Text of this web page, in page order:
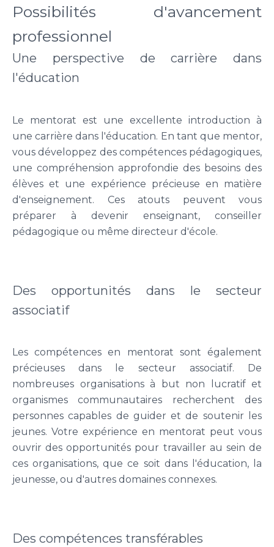
Possibilités d'avancement
professionnel
Une perspective de carrière dans
l'éducation
Le mentorat est une excellente introduction à
une carrière dans l'éducation. En tant que mentor,
vous développez des compétences pédagogiques,
une compréhension approfondie des besoins des
élèves et une expérience précieuse en matière
d'enseignement. Ces atouts peuvent vous
préparer à devenir enseignant, conseiller
pédagogique ou même directeur d'école.
Des opportunités dans le secteur
associatif
Les compétences en mentorat sont également
précieuses dans le secteur associatif. De
nombreuses organisations à but non lucratif et
organismes communautaires recherchent des
personnes capables de guider et de soutenir les
jeunes. Votre expérience en mentorat peut vous
ouvrir des opportunités pour travailler au sein de
ces organisations, que ce soit dans l'éducation, la
jeunesse, ou d'autres domaines connexes.
Des compétences transférables